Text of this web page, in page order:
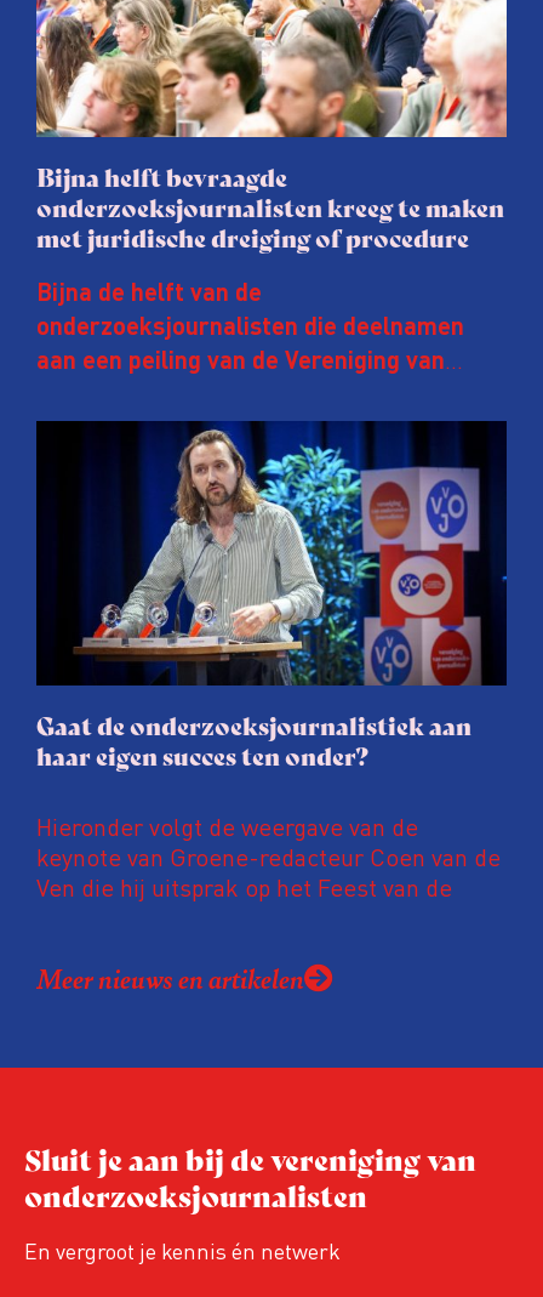
Bijna helft bevraagde
onderzoeksjournalisten kreeg te maken
met juridische dreiging of procedure
Bijna de helft van de
onderzoeksjournalisten die deelnamen
aan een peiling van de Vereniging van
afgelopen twee jaar te maken met
juridische dreiging of een juridische
procedure rond het eigen werk. Dat kost
journalisten tijd, ook ervaren zij stress en
soms worden publicaties aangepast of
gaat de hele publicatie zelfs niet door.
Gaat de onderzoeksjournalistiek aan
haar eigen succes ten onder?
Hieronder volgt de weergave van de
keynote van Groene-redacteur Coen van de
Ven die hij uitsprak op het Feest van de
Coen uit zijn zorgen over de relatie tussen
de macht, de pers en het publiek aan de
Niet de maker, maar de ontvanger
relevant in tijden van nieuwe verzuiling?
Hoe moet de journalistiek omgaan met
een steeds onverschilligere macht?
Meer nieuws en artikelen
Sluit je aan bij de vereniging van
onderzoeksjournalisten
En vergroot je kennis én netwerk